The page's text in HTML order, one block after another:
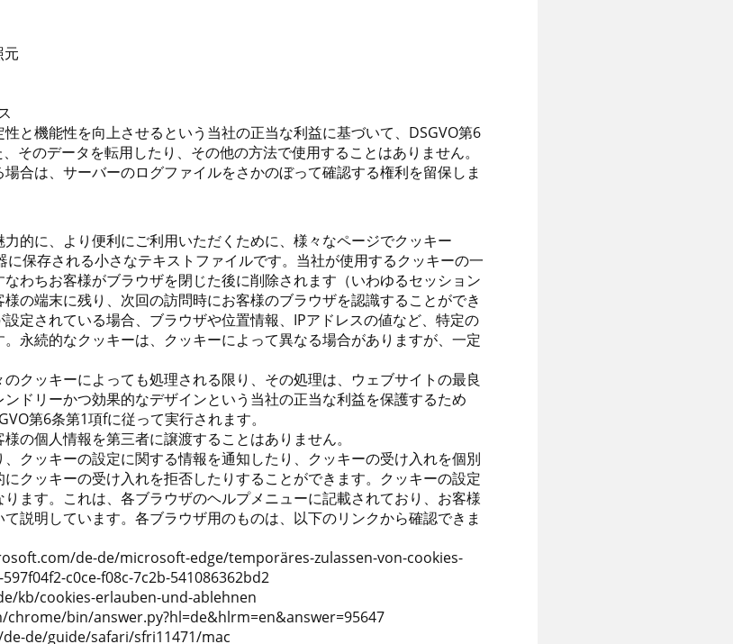
元
と機能性を向上させるという当社の正当な利益に基づいて、DSGVO第6
そのデータを転用したり、その他の方法で使用することはありません。
合は、サーバーのログファイルをさかのぼって確認する権利を留保しま
的に、より便利にご利用いただくために、様々なページでクッキー
に保存される小さなテキストファイルです。当社が使用するクッキーの一
わちお客様がブラウザを閉じた後に削除されます（いわゆるセッション
の端末に残り、次回の訪問時にお客様のブラウザを認識することができ
定されている場合、ブラウザや位置情報、IPアドレスの値など、特定の
永続的なクッキーは、クッキーによって異なる場合がありますが、一定
クッキーによっても処理される限り、その処理は、ウェブサイトの最良
ドリーかつ効果的なデザインという当社の正当な利益を保護するため
第6条第1項fに従って実行されます。
の個人情報を第三者に譲渡することはありません。
クッキーの設定に関する情報を通知したり、クッキーの受け入れを個別
クッキーの受け入れを拒否したりすることができます。クッキーの設定
ます。これは、各ブラウザのヘルプメニューに記載されており、お客様
説明しています。各ブラウザ用のものは、以下のリンクから確認できま
de-de/microsoft-edge/temporäres-zulassen-von-cookies-
c0ce-f08c-7c2b-541086362bd2
kb/cookies-erlauben-und-ablehnen
bin/answer.py?hl=de&hlrm=en&answer=95647
de/guide/safari/sfri11471/mac